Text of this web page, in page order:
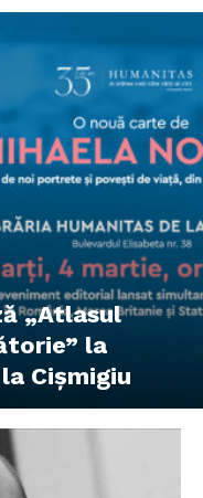
„Atlasul
la
Cișmigiu